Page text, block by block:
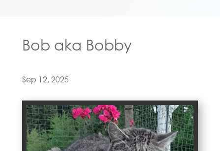
Bob aka Bobby
Sep 12, 2025